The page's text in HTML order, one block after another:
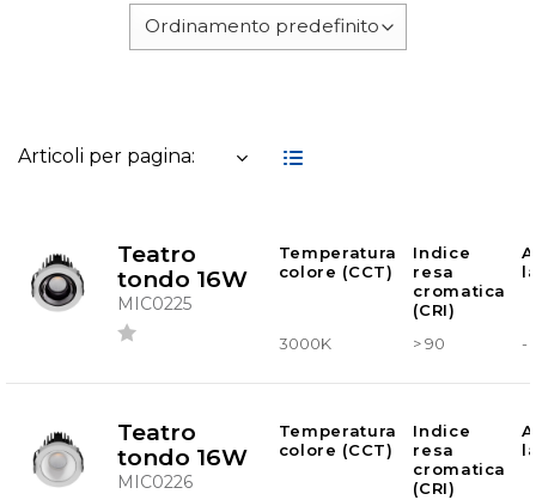
Articoli per pagina:
Teatro
tondo 16W
MIC0225
Temperatura
colore (CCT)
Indice
resa
cromatica
(CRI)
3000K > 90 -
Teatro
tondo 16W
MIC0226
Temperatura
colore (CCT)
Indice
resa
cromatica
(CRI)